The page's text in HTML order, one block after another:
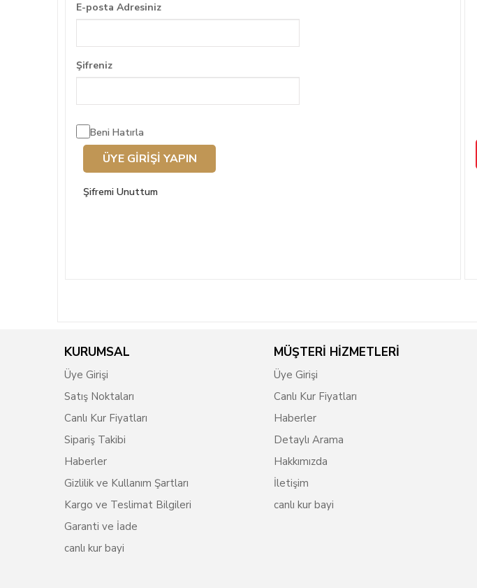
E-posta Adresiniz
Şifreniz
Beni Hatırla
Şifremi Unuttum
KURUMSAL
Üye Girişi
Satış Noktaları
Canlı Kur Fiyatları
Sipariş Takibi
Haberler
Gizlilik ve Kullanım Şartları
Kargo ve Teslimat Bilgileri
Garanti ve İade
canlı kur bayi
MÜŞTERİ HİZMETLERİ
Üye Girişi
Canlı Kur Fiyatları
Haberler
Detaylı Arama
Hakkımızda
İletişim
canlı kur bayi